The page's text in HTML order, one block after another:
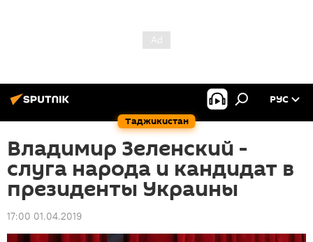
Таджикистан
РУС
Владимир Зеленский -
слуга народа и кандидат в
президенты Украины
17:00 01.04.2019